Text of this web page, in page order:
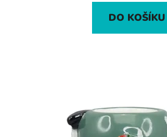
DO KOŠÍKU